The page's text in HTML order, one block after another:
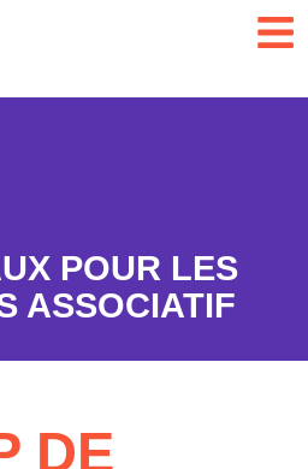
POUR LES
ASSOCIATIF
DE